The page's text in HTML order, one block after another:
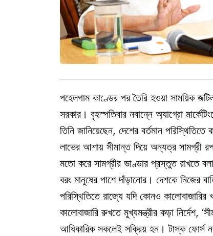
পহেলগাম কাণ্ডের পর তৈরি হওয়া সাময়িক
সরকার। বৃহস্পতিবার নবান্নে অ্যাগ্রো
তিনি জানিয়েছেন, দেশের বর্তমান
লাভের আশায় সীমান্ত দিয়ে অন্যত্র সামগ্রী
মতো করে সামগ্রীর ভাণ্ডার প্রস্তুত রাখতে
বরং মানুষের পাশে দাঁড়ানোর। দেশকে নিজের
পরিস্থিতিতে রাজ্যে যদি কোনও
কালোবাজারি রুখতে মুখ্যমন্ত্রীর কড়া নির্দেশ,
আধিকারিক সকলেই সক্রিয় হন। টাস্ক ফোর্স